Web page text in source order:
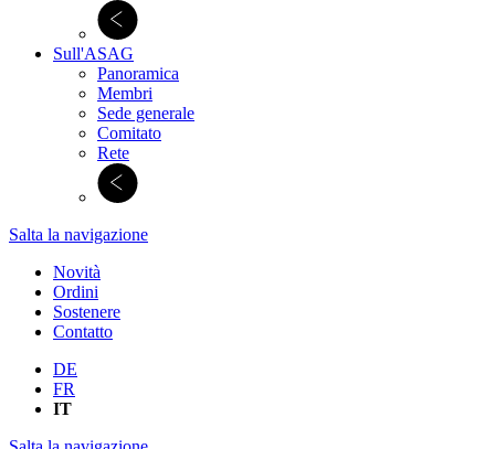
Sull'ASAG
Panoramica
Membri
Sede generale
Comitato
Rete
Salta la navigazione
Novità
Ordini
Sostenere
Contatto
DE
FR
IT